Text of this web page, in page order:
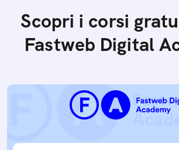
Scopri i corsi
Fastweb Digital